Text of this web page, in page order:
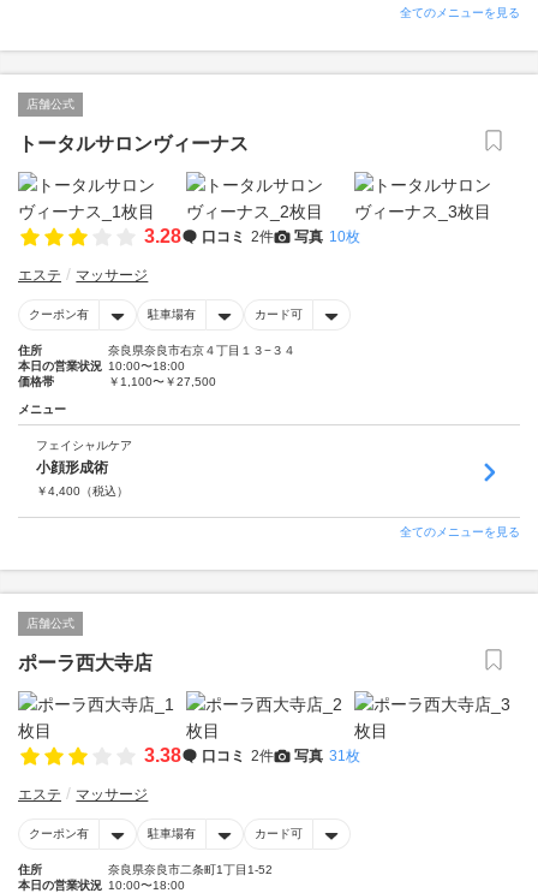
全てのメニューを見る
店舗公式
トータルサロンヴィーナス
3.28 口コミ 2件 写真 10枚
エステ マッサージ
クーポン有 駐車場有 カード可
住所
奈良県奈良市右京４丁目１３−３４
本日の営業状況 10:00〜18:00
価格帯
￥1,100〜￥27,500
メニュー
フェイシャルケア
小顔形成術
￥4,400 （税込）
全てのメニューを見る
店舗公式
ポーラ西大寺店
3.38 口コミ 2件 写真 31枚
エステ マッサージ
クーポン有 駐車場有 カード可
住所
奈良県奈良市二条町1丁目1-52
本日の営業状況 10:00〜18:00